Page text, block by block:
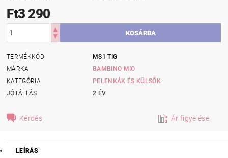
Ft3 290
TERMÉKKÓD
MS1 TIG
MÁRKA
BAMBINO MIO
KATEGÓRIA
PELENKÁK ÉS KÜLSŐK
JÓTÁLLÁS
2 ÉV
Kérdés Ár figyelése
LEÍRÁS